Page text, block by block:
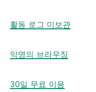
활동 로그 미보관
익명의 브라우징
30일 무료 이용